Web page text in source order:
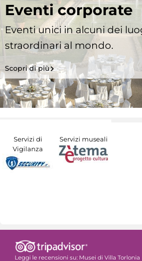
Eventi corporate
Eventi unici in alcuni dei
straordinari al mondo.
Scopri di più
Servizi di
Vigilanza
Servizi museali
Leggi le recensioni su: Musei di Villa Torlonia